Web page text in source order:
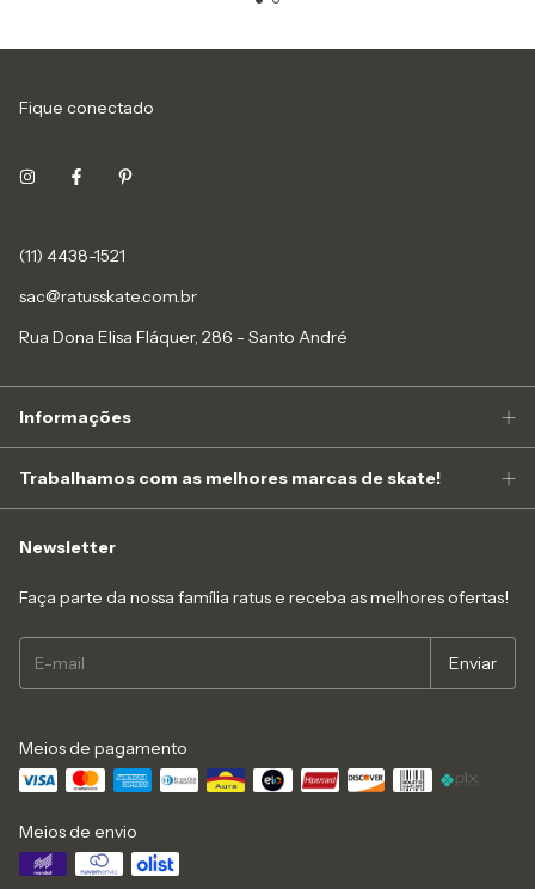
Fique conectado
(11) 4438-1521
sac@ratusskate.com.br
Rua Dona Elisa Fláquer, 286 - Santo André
Informações
Trabalhamos com as melhores marcas de skate!
Newsletter
Faça parte da nossa família ratus e receba as melhores ofertas!
Meios de pagamento
Meios de envio